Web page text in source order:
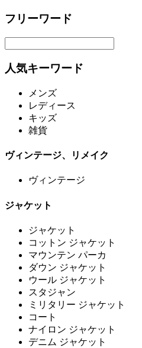
フリーワード
人気キーワード
メンズ
レディース
キッズ
雑貨
ヴィンテージ、リメイク
ヴィンテージ
ジャケット
ジャケット
コットン ジャケット
マウンテン パーカ
ダウン ジャケット
ウール ジャケット
スタジャン
ミリタリー ジャケット
コート
ナイロン ジャケット
デニム ジャケット